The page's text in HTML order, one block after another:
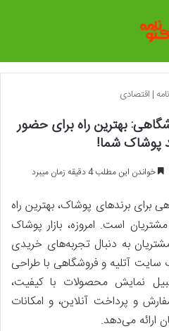
| اقتصادی
بهترین راه برای حضور
پوشاک شما!
خواندن این مطلب 4 دقیقه زمان میبرد
برای برندهای پوشاک، بهترین راه
است. امروزه، بازار پوشاک
به دنبال تجربه‌های خریدی
آتلیه و فروشگاهی با طراحی
قبیل نمایش محصولات با کیفیت،
و پرداخت آنلاین، و امکانات
ارائه می‌دهد.